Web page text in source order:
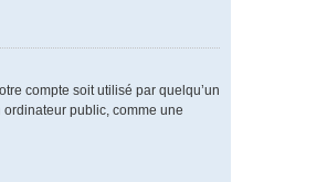
compte soit utilisé par quelqu’un
public, comme une